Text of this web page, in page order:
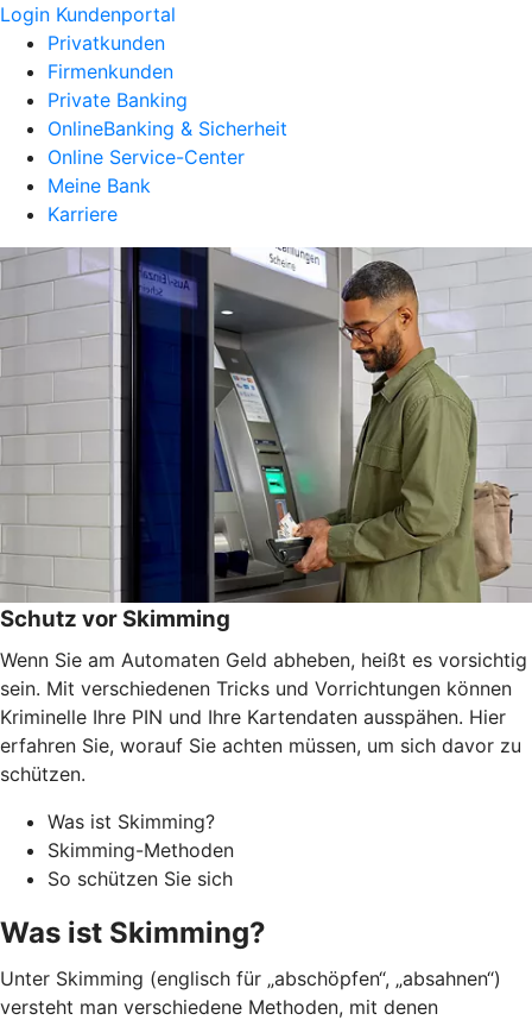
Login Kundenportal
Privatkunden
Firmenkunden
Private Banking
OnlineBanking & Sicherheit
Online Service-Center
Meine Bank
Karriere
Schutz vor Skimming
Wenn Sie am Automaten Geld abheben, heißt es vorsichtig
sein. Mit verschiedenen Tricks und Vorrichtungen können
Kriminelle Ihre PIN und Ihre Kartendaten ausspähen. Hier
erfahren Sie, worauf Sie achten müssen, um sich davor zu
schützen.
Was ist Skimming?
Skimming-Methoden
So schützen Sie sich
Was ist Skimming?
Unter Skimming (englisch für „abschöpfen“, „absahnen“)
versteht man verschiedene Methoden, mit denen